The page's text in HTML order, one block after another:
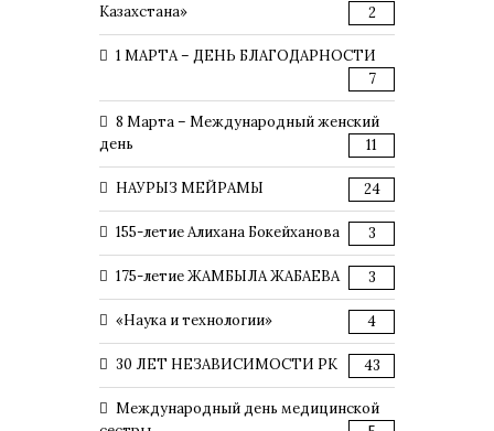
Казахстана»
2
1 МАРТА – ДЕНЬ БЛАГОДАРНОСТИ
7
8 Марта – Международный женский
день
11
НАУРЫЗ МЕЙРАМЫ 24
155-летие Алихана Бокейханова 3
175-летие ЖАМБЫЛА ЖАБАЕВА 3
«Наука и технологии» 4
30 ЛЕТ НЕЗАВИСИМОСТИ РК 43
Международный день медицинской